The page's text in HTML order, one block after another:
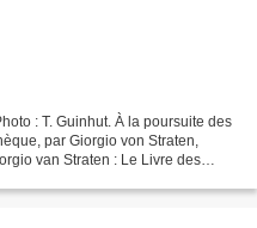
: T. Guinhut. À la poursuite des
par Giorgio von Straten,
van Straten : Le Livre des